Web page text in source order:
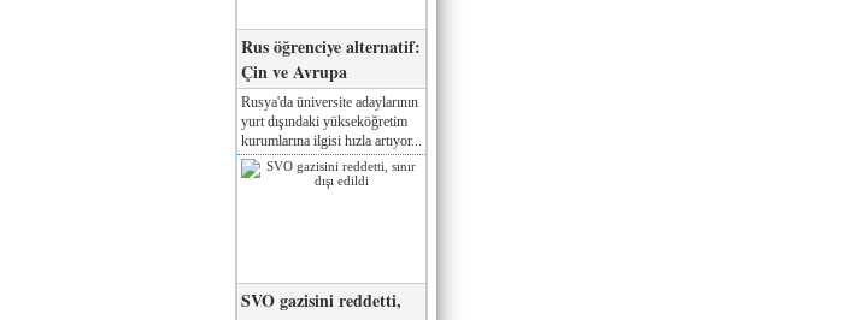
Rus öğrenciye alternatif:
Çin ve Avrupa
Rusya'da üniversite adaylarının
yurt dışındaki yükseköğretim
kurumlarına ilgisi hızla artıyor...
SVO gazisini reddetti,